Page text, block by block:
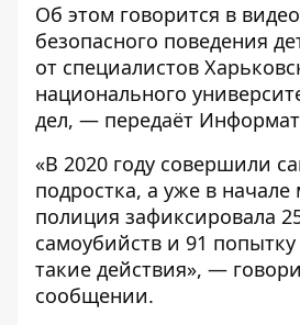
Об этом говорится в
безопасного поведения
от специалистов
национального
дел, — передаёт
«В 2020 году совершили
подростка, а уже в начале
полиция зафиксировала
самоубийств и 91
такие действия», —
сообщении.